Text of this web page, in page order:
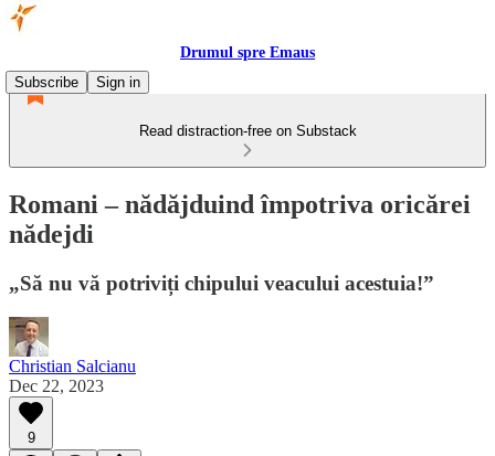
Drumul spre Emaus
Subscribe
Sign in
Read distraction-free on Substack
Romani – nădăjduind împotriva oricărei
nădejdi
„Să nu vă potriviți chipului veacului acestuia!”
Christian Salcianu
Dec 22, 2023
9